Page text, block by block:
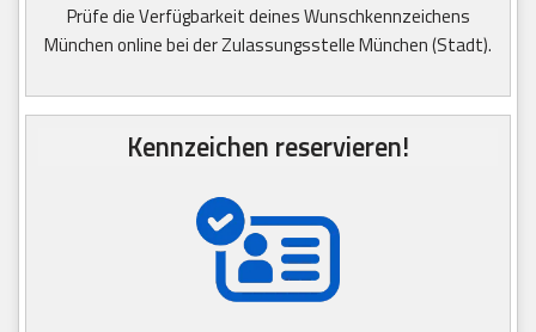
Prüfe die Verfügbarkeit deines Wunschkennzeichens
München online bei der Zulassungsstelle München (Stadt).
Kennzeichen reservieren!